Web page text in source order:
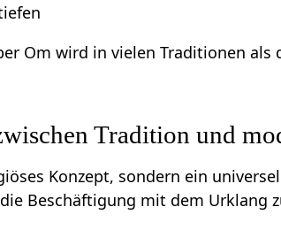
Om wird in vielen Traditionen
Tradition und
Konzept, sondern ein
Beschäftigung mit dem Urklang